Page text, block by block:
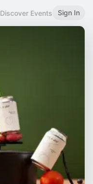
Discover Events Sign In